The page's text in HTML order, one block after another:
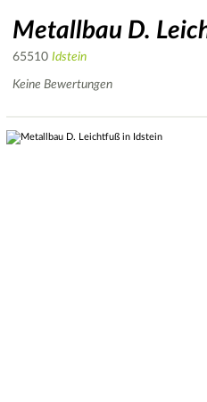
Metallbau D.
65510 Idstein
Keine Bewertungen